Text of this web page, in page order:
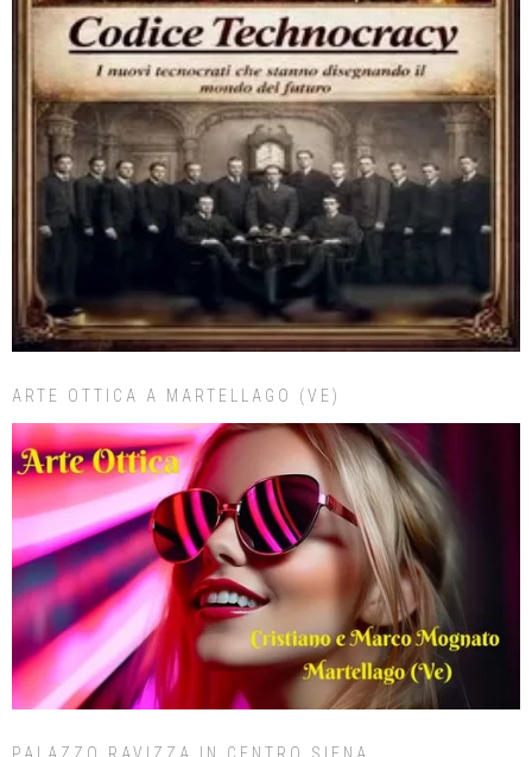
ARTE OTTICA A MARTELLAGO (VE)